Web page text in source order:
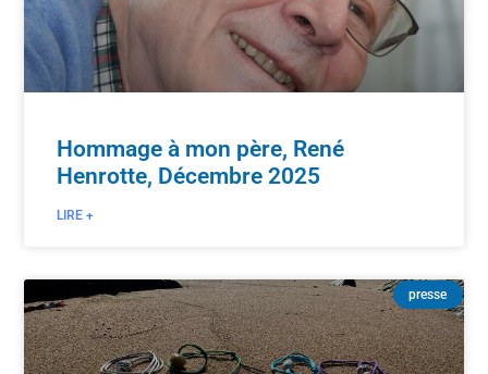
Hommage à mon père, René
Henrotte, Décembre 2025
LIRE +
presse